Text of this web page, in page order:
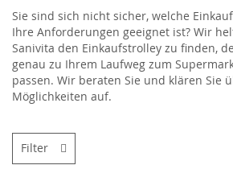
Sie sind sich nicht sicher, welche
Ihre Anforderungen geeignet ist? Wir
Sanivita den Einkaufstrolley zu finden,
genau zu Ihrem Laufweg zum
passen. Wir beraten Sie und klären Sie
Möglichkeiten auf.
Filter